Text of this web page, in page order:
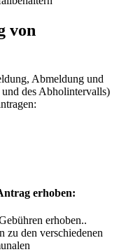
von
Abmeldung und
des Abholintervalls)
erhoben:
erhoben..
zu den verschiedenen